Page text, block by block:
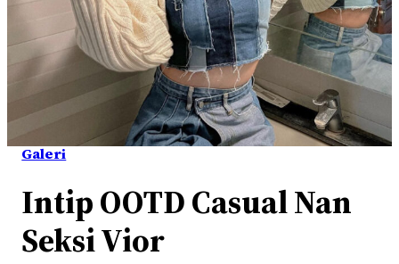
Galeri
Intip OOTD Casual Nan
Seksi Vior